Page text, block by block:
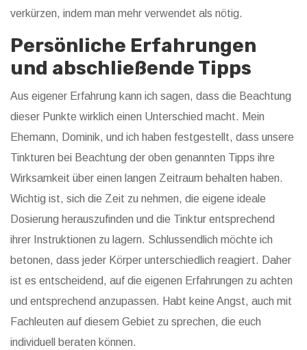
verkürzen, indem man mehr verwendet als nötig.
Persönliche Erfahrungen
und abschließende Tipps
Aus eigener Erfahrung kann ich sagen, dass die Beachtung
dieser Punkte wirklich einen Unterschied macht. Mein
Ehemann, Dominik, und ich haben festgestellt, dass unsere
Tinkturen bei Beachtung der oben genannten Tipps ihre
Wirksamkeit über einen langen Zeitraum behalten haben.
Wichtig ist, sich die Zeit zu nehmen, die eigene ideale
Dosierung herauszufinden und die Tinktur entsprechend
ihrer Instruktionen zu lagern. Schlussendlich möchte ich
betonen, dass jeder Körper unterschiedlich reagiert. Daher
ist es entscheidend, auf die eigenen Erfahrungen zu achten
und entsprechend anzupassen. Habt keine Angst, auch mit
Fachleuten auf diesem Gebiet zu sprechen, die euch
individuell beraten können.